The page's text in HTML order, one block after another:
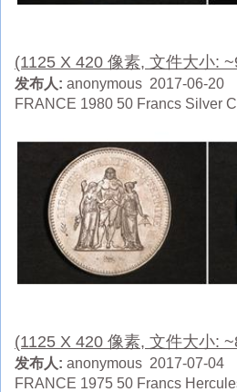
(1125 X 420 像素, 文件大小:
发布人: anonymous 2017-06-20
FRANCE 1980 50 Francs Silver
(1125 X 420 像素, 文件大小:
发布人: anonymous 2017-07-04
FRANCE 1975 50 Francs